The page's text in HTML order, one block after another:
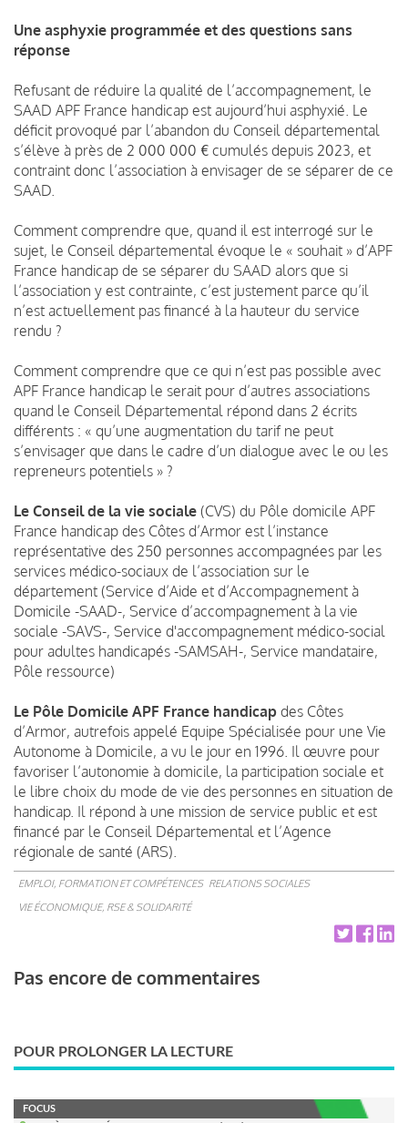
Une asphyxie programmée et des questions sans
réponse
Refusant de réduire la qualité de l’accompagnement, le
SAAD APF France handicap est aujourd’hui asphyxié. Le
déficit provoqué par l’abandon du Conseil départemental
s’élève à près de 2 000 000 € cumulés depuis 2023, et
contraint donc l’association à envisager de se séparer de ce
SAAD.
Comment comprendre que, quand il est interrogé sur le
sujet, le Conseil départemental évoque le « souhait » d’APF
France handicap de se séparer du SAAD alors que si
l’association y est contrainte, c’est justement parce qu’il
n’est actuellement pas financé à la hauteur du service
rendu ?
Comment comprendre que ce qui n’est pas possible avec
APF France handicap le serait pour d’autres associations
quand le Conseil Départemental répond dans 2 écrits
différents : « qu’une augmentation du tarif ne peut
s’envisager que dans le cadre d’un dialogue avec le ou les
repreneurs potentiels » ?
Le Conseil de la vie sociale (CVS) du Pôle domicile APF
France handicap des Côtes d’Armor est l’instance
représentative des 250 personnes accompagnées par les
services médico-sociaux de l’association sur le
département (Service d’Aide et d’Accompagnement à
Domicile -SAAD-, Service d’accompagnement à la vie
sociale -SAVS-, Service d'accompagnement médico-social
pour adultes handicapés -SAMSAH-, Service mandataire,
Pôle ressource)
Le Pôle Domicile APF France handicap des Côtes
d’Armor, autrefois appelé Equipe Spécialisée pour une Vie
Autonome à Domicile, a vu le jour en 1996. Il œuvre pour
favoriser l’autonomie à domicile, la participation sociale et
le libre choix du mode de vie des personnes en situation de
handicap. Il répond à une mission de service public et est
financé par le Conseil Départemental et l’Agence
régionale de santé (ARS).
EMPLOI, FORMATION ET COMPÉTENCES RELATIONS SOCIALES
VIE ÉCONOMIQUE, RSE & SOLIDARITÉ
Pas encore de commentaires
POUR PROLONGER LA LECTURE
FOCUS